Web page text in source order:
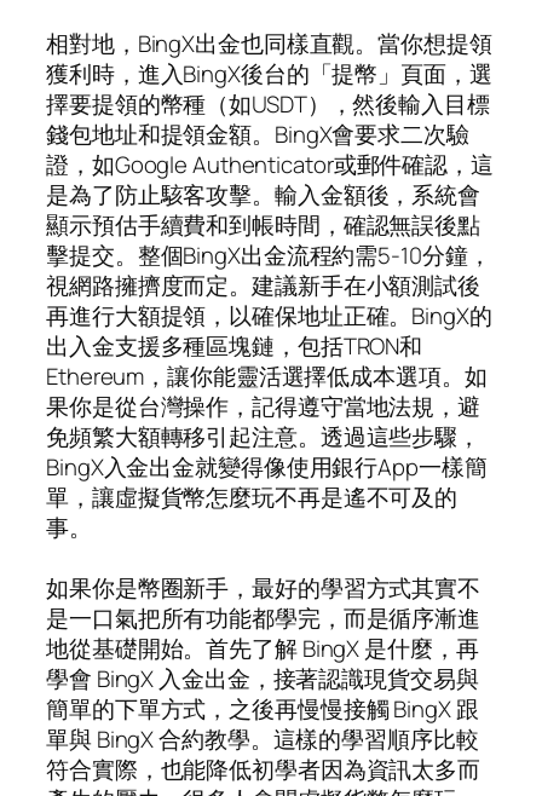
相對地，BingX出金也同樣直觀。當你想提領
獲利時，進入BingX後台的「提幣」頁面，選
擇要提領的幣種（如USDT），然後輸入目標
錢包地址和提領金額。BingX會要求二次驗
證，如Google Authenticator或郵件確認，這
是為了防止駭客攻擊。輸入金額後，系統會
顯示預估手續費和到帳時間，確認無誤後點
擊提交。整個BingX出金流程約需5-10分鐘，
視網路擁擠度而定。建議新手在小額測試後
再進行大額提領，以確保地址正確。BingX的
出入金支援多種區塊鏈，包括TRON和
Ethereum，讓你能靈活選擇低成本選項。如
果你是從台灣操作，記得遵守當地法規，避
免頻繁大額轉移引起注意。透過這些步驟，
BingX入金出金就變得像使用銀行App一樣簡
單，讓虛擬貨幣怎麼玩不再是遙不可及的
事。
如果你是幣圈新手，最好的學習方式其實不
是一口氣把所有功能都學完，而是循序漸進
地從基礎開始。首先了解 BingX 是什麼，再
學會 BingX 入金出金，接著認識現貨交易與
簡單的下單方式，之後再慢慢接觸 BingX 跟
單與 BingX 合約教學。這樣的學習順序比較
符合實際，也能降低初學者因為資訊太多而